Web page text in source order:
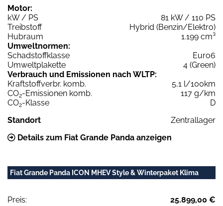
Motor:
kW / PS
81 kW / 110 PS
Treibstoff
Hybrid (Benzin/Elektro)
Hubraum
1.199 cm³
Umweltnormen:
Schadstoffklasse
Euro6
Umweltplakette
4 (Green)
Verbrauch und Emissionen nach WLTP:
Kraftstoffverbr. komb.
5,1 l/100km
CO2-Emissionen komb.
117 g/km
CO2-Klasse
D
Standort
Zentrallager
Details zum Fiat Grande Panda anzeigen
Fiat Grande Panda ICON MHEV Style & Winterpaket Klima
Preis:
25.899,00 €